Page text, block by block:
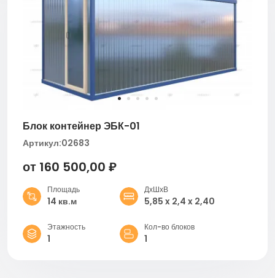
Блок контейнер ЭБК-01
Артикул:02683
от 160 500,00 ₽
Площадь
14 кв.м
ДхШхВ
5,85 x 2,4 x 2,40
Этажность
1
Кол-во блоков
1